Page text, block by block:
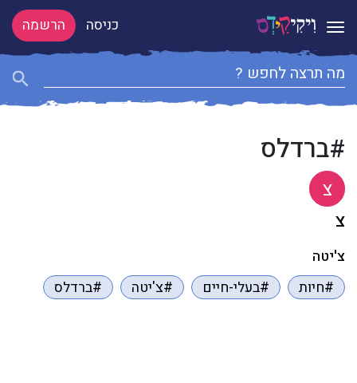
Toggle navigation כניסה הרשמה
#ברדלס
צ
צ
צ'יטה
#חיות
#בעלי-חיים #צ'יטה #ברדלס